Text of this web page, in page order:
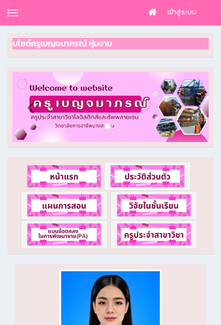
เข้าสู่ระบบ
บไซต์ครูเบญจมาภรณ์ หุ่นงาม